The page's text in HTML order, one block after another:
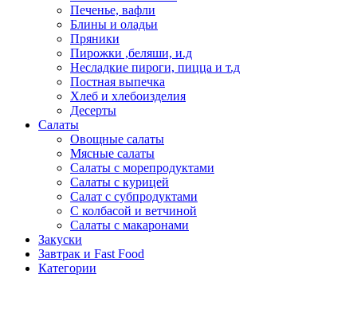
Печенье, вафли
Блины и оладьи
Пряники
Пирожки ,беляши, и.д
Несладкие пироги, пицца и т.д
Постная выпечка
Хлеб и хлебоизделия
Десерты
Салаты
Овощные салаты
Мясные салаты
Салаты с морепродуктами
Салаты с курицей
Салат с субпродуктами
С колбасой и ветчиной
Салаты с макаронами
Закуски
Завтрак и Fast Food
Категории